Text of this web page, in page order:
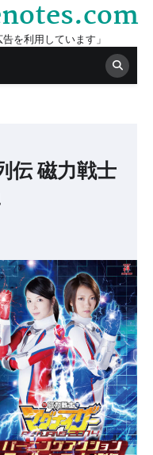
を利用しています」
伝 磁力戦士